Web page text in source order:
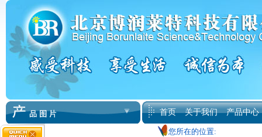
首页 关于我们 产品中心
您所在的位置: